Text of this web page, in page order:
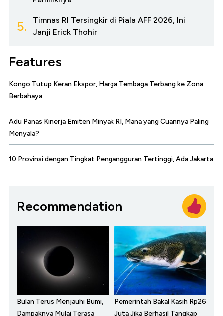
5.
Timnas RI Tersingkir di Piala AFF 2026, Ini
Janji Erick Thohir
Features
Kongo Tutup Keran Ekspor, Harga Tembaga Terbang ke Zona
Berbahaya
Adu Panas Kinerja Emiten Minyak RI, Mana yang Cuannya Paling
Menyala?
10 Provinsi dengan Tingkat Pengangguran Tertinggi, Ada Jakarta
Recommendation
Bulan Terus Menjauhi Bumi,
Dampaknya Mulai Terasa
Pemerintah Bakal Kasih Rp26
Juta Jika Berhasil Tangkap